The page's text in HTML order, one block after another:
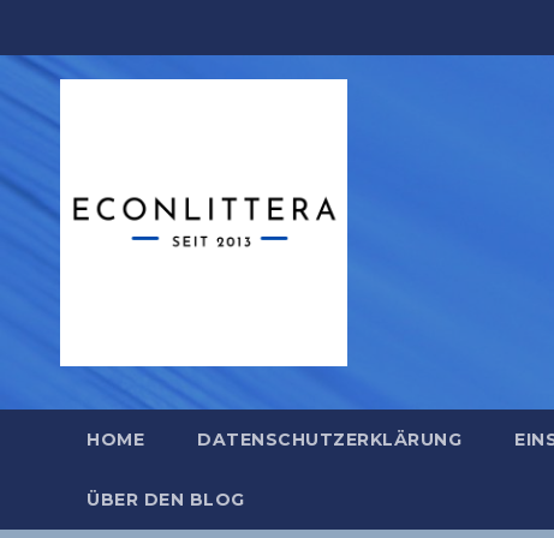
Inhalt
springen
HOME DATENSCHUTZERKLÄRUNG
ÜBER DEN BLOG